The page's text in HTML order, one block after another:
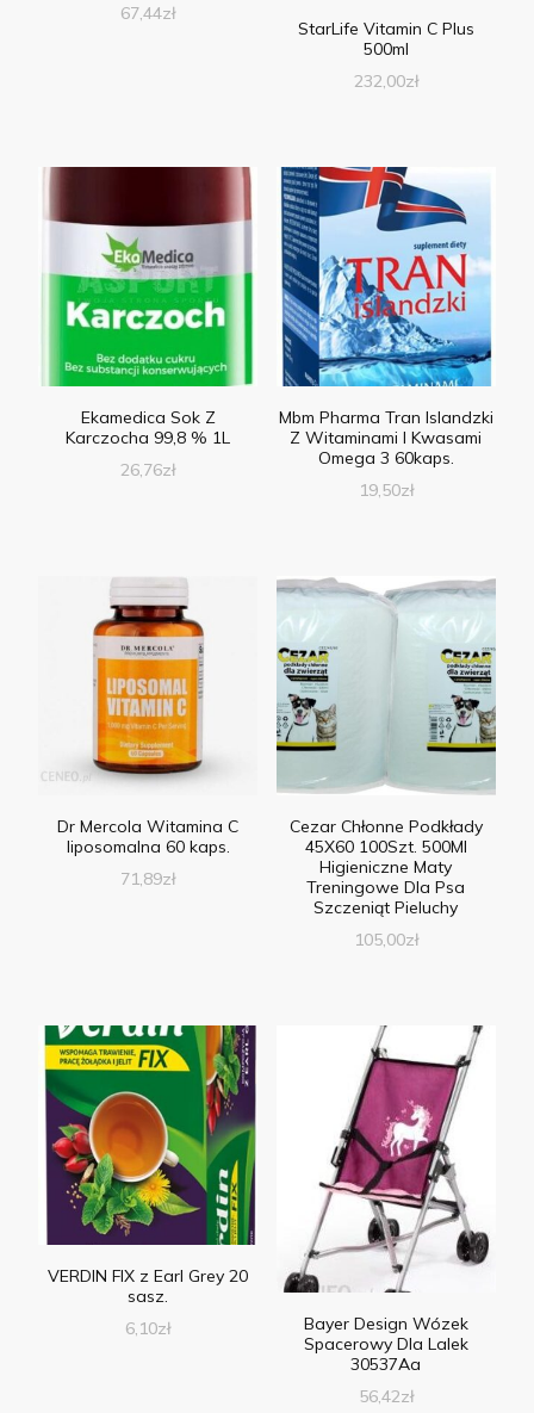
67,44zł
StarLife Vitamin C Plus
500ml
232,00zł
Ekamedica Sok Z
Karczocha 99,8 % 1L
26,76zł
Mbm Pharma Tran Islandzki
Z Witaminami I Kwasami
Omega 3 60kaps.
19,50zł
Dr Mercola Witamina C
liposomalna 60 kaps.
71,89zł
Cezar Chłonne Podkłady
45X60 100Szt. 500Ml
Higieniczne Maty
Treningowe Dla Psa
Szczeniąt Pieluchy
105,00zł
VERDIN FIX z Earl Grey 20
sasz.
6,10zł
Bayer Design Wózek
Spacerowy Dla Lalek
30537Aa
56,42zł